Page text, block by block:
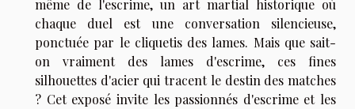
même de l'escrime, un art martial historique où
chaque duel est une conversation silencieuse,
ponctuée par le cliquetis des lames. Mais que sait-
on vraiment des lames d'escrime, ces fines
silhouettes d'acier qui tracent le destin des matches
? Cet exposé invite les passionnés d'escrime et les